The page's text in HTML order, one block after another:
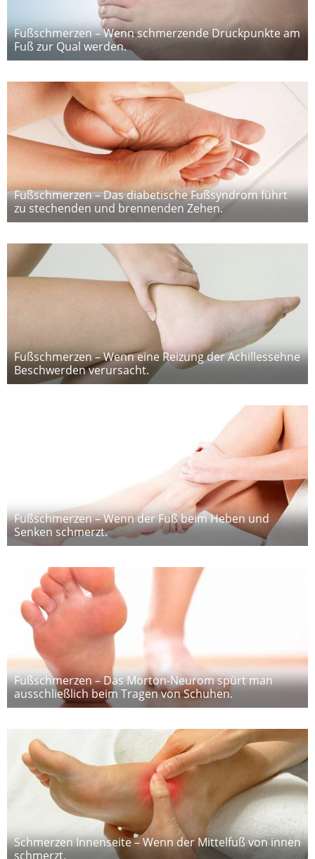
Fußschmerzen – Wenn schmerzende Druckpunkte am
Fuß zur Qual werden.
Fußschmerzen – Das diabetische Fußsyndrom führt
zu stechenden und brennenden Zehen.
Fußschmerzen – Wenn eine Reizung der Achillessehne
Beschwerden verursacht.
Fußschmerzen – Wenn der Fuß beim Heben und
Senken schmerzt.
Fußschmerzen – Das Morton-Neurom spürt man
ausschließlich beim Tragen von Schuhen.
Schmerzen Innenseite – Wenn der Mittelfuß von innen
schmerzt.